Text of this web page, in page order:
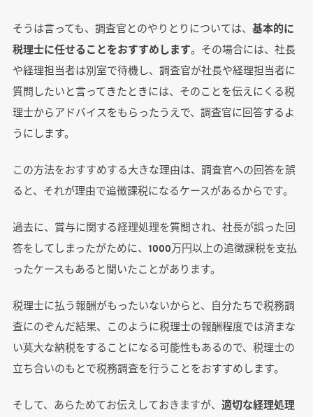
そうは言っても、調査官とのやりとりについては、 基本的に
税理士に任せることをおすすめします。その場合には、社長
や経理担当者は別室で待機し、調査官が社長や経理担当者に
質問したいと言ってきたときには、そのことを伝えにくる税
理士からアドバイスをもらったうえで、調査官に回答するよ
うにします。
この方法をおすすめする大きな理由は、調査官への回答を誤
ると、それが理由で追徴課税になるケースがあるからです。
過去に、賞与に関する経理処理を質問され、社長が誤った回
答をしてしまったがために、1000万円以上の追徴課税を支払
ったケースもあると聞いたことがあります。
税理士に払う報酬がもったいないからと、自分たちで税務調
査にのぞんだ結果、このように税理士の報酬程度では済まな
い莫大な納税をすることになる可能性もあるので、税理士の
立ち合いのもとで税務調査を行うことをおすすめします。
そして、あらためてお伝えしておきますが、 適切な経理処理